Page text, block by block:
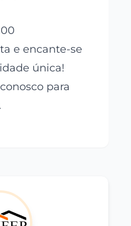
e encante-se
única!
para